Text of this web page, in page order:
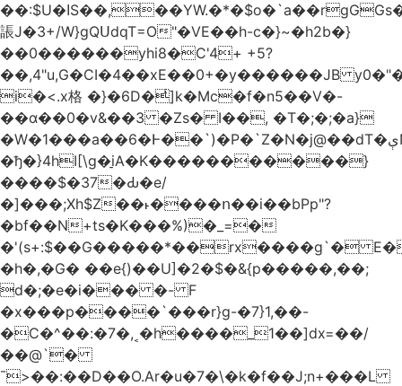
��:$U�ߊS��,��YW.�*�$o�`a��rgGGs�~
䛫J�3+/W}gQՍdqT=O"�VE��h-c�}~�h2b�}
��0������yhi8�C'4+ +5?
��,4"u,G�CI�4��xE��0+�y������JB
i�<.x格 �}�6D�ͥ]k�Mc�f�n5��V�-
��ɑ��0�v&��3 �Zs� I��, �T�;�;�a}
�W�1���a��6�Ͱ��`)�P�`Z�N�j@��dT�ېN*��ruh���5����P�H�%��'(9vS#�����G�I�l�
�ђ�}4hI[\g�̠iA�K�����������}
����$�37�Ԃ�e/
�]���;Xh$Z��˫����ո��i��bPp"?
�bf��N+ts�K���%)�_=�
�'(s+:$��G�����*��rx����g`�
�h�,�G� ��e{)��U]�2�$�&{p�����,��;
d�;�e�i��� �- F
�x���p����`���r}g-�7}1,��-
�C�^��:�7�,˱�h����_1��]dx=��/
��@`�
¯>��:��D��O.Ar�u�7�\�k�f��J;n+���L